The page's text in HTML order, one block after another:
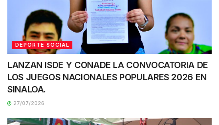
DEPORTE SOCIAL
LANZAN ISDE Y CONADE LA CONVOCATORIA DE
LOS JUEGOS NACIONALES POPULARES 2026 EN
SINALOA.
27/07/2026